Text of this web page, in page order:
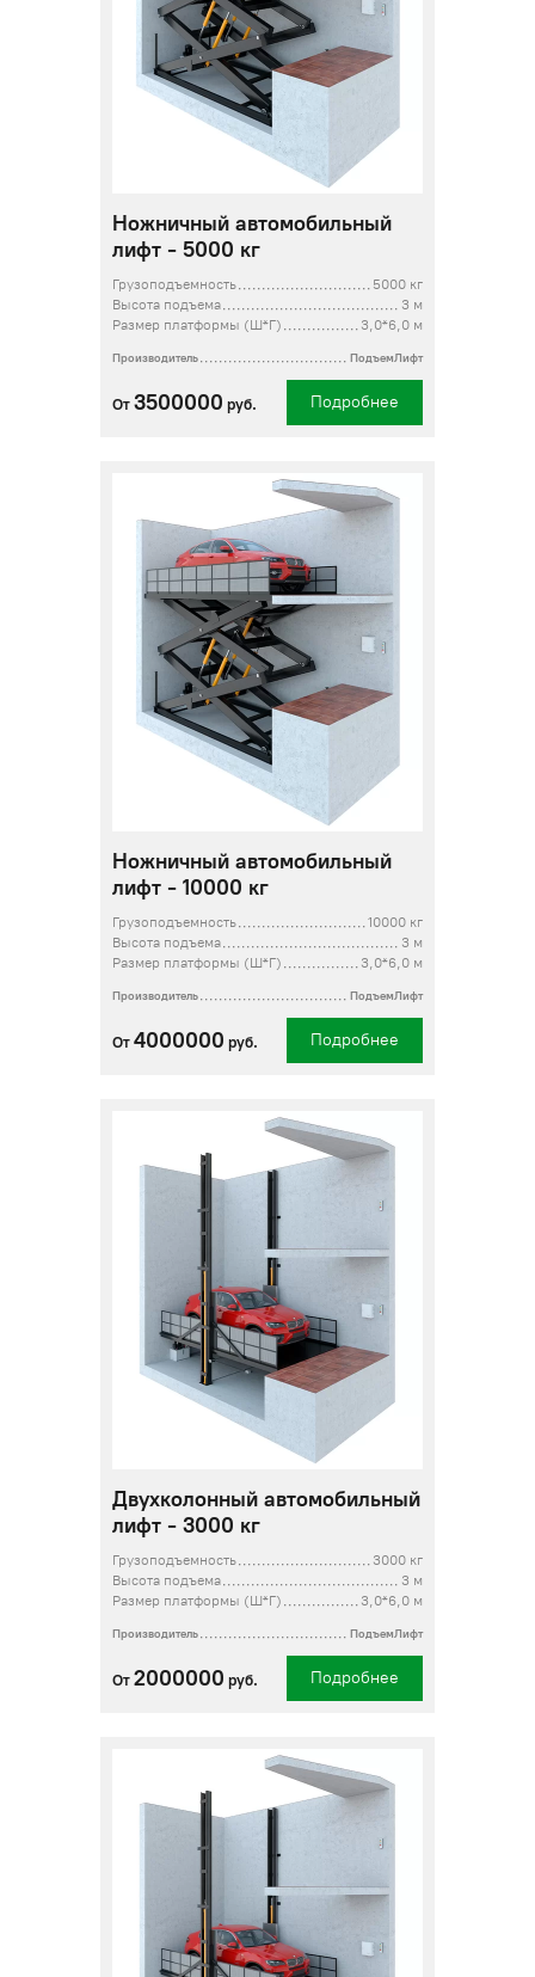
Ножничный автомобильный
лифт - 5000 кг
Грузоподъемность
5000 кг
Высота подъема
3 м
Размер платформы (Ш*Г)
3,0*6,0 м
Производитель ПодъемЛифт
От 3500000 руб. Подробнее
Ножничный автомобильный
лифт - 10000 кг
Грузоподъемность
10000 кг
Высота подъема
3 м
Размер платформы (Ш*Г)
3,0*6,0 м
Производитель ПодъемЛифт
От 4000000 руб. Подробнее
Двухколонный автомобильный
лифт - 3000 кг
Грузоподъемность
3000 кг
Высота подъема
3 м
Размер платформы (Ш*Г)
3,0*6,0 м
Производитель ПодъемЛифт
От 2000000 руб. Подробнее